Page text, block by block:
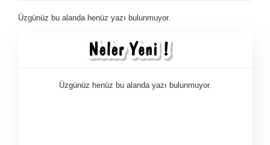
Üzgünüz bu alanda henüz yazı bulunmuyor.
Üzgünüz henüz bu alanda yazı bulunmuyor.